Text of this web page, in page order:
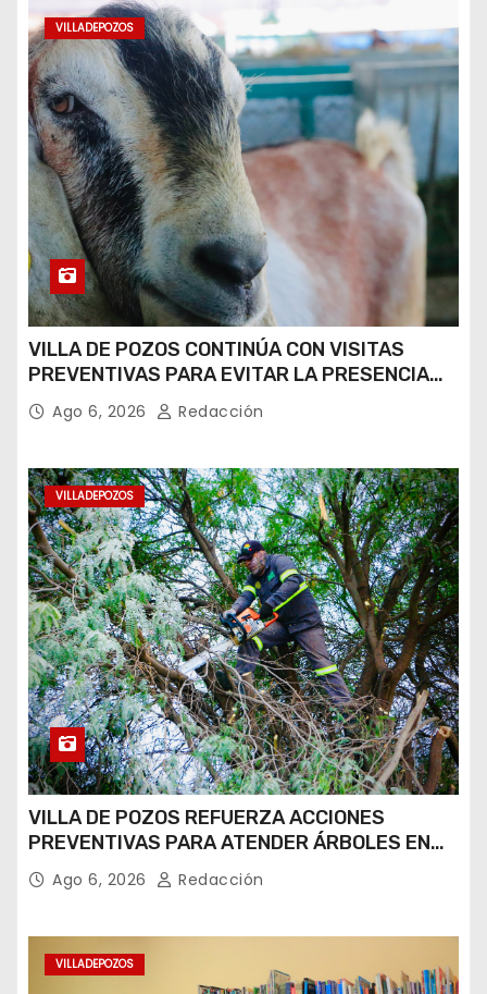
VILLADEPOZOS
VILLA DE POZOS CONTINÚA CON VISITAS
PREVENTIVAS PARA EVITAR LA PRESENCIA
DEL GUSANO BARRENADOR
Ago 6, 2026 Redacción
VILLADEPOZOS
VILLA DE POZOS REFUERZA ACCIONES
PREVENTIVAS PARA ATENDER ÁRBOLES EN
RIESGO DE CAÍDA
Ago 6, 2026 Redacción
VILLADEPOZOS